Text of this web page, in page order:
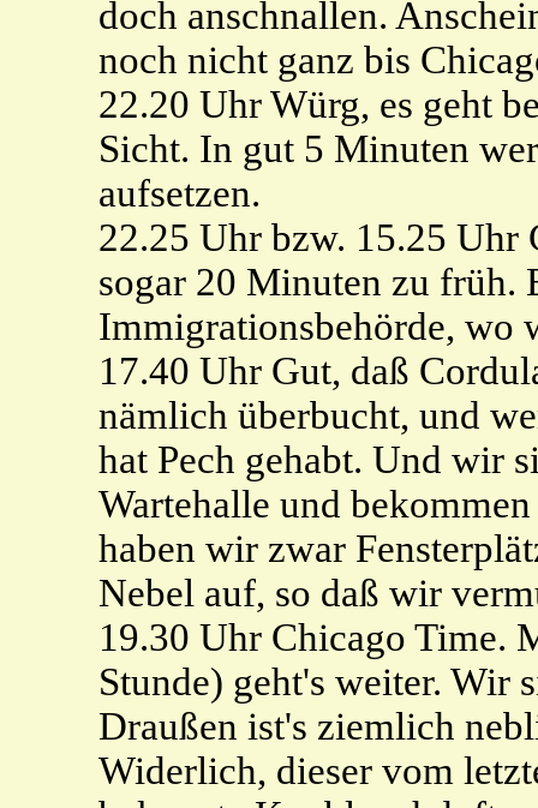
doch anschnallen.
noch nicht ganz bis
22.20 Uhr Würg, es geht
Sicht. In gut 5 Minuten
aufsetzen.
22.25 Uhr bzw. 15.25 Uhr
sogar 20 Minuten zu früh.
Immigrationsbehörde, wo
17.40 Uhr Gut, daß
nämlich überbucht, und
hat Pech gehabt. Und wir
Wartehalle und
haben wir zwar
Nebel auf, so daß wir
19.30 Uhr Chicago Time.
Stunde) geht's weiter. Wir
Draußen ist's ziemlich
Widerlich, dieser vom